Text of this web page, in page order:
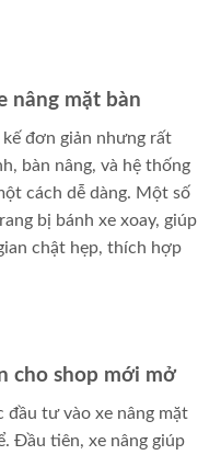
nâng mặt bàn
đơn giản nhưng rất
bàn nâng, và hệ thống
cách dễ dàng. Một số
bị bánh xe xoay, giúp
chật hẹp, thích hợp
cho shop mới mở
tư vào xe nâng mặt
Đầu tiên, xe nâng giúp